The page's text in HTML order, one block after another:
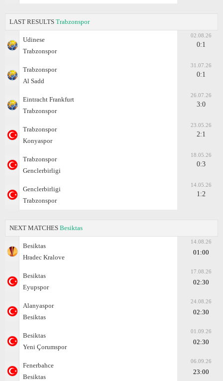
LAST RESULTS Trabzonspor
Udinese
Trabzonspor
02.08.26
0:1
Trabzonspor
Al Sadd
31.07.26
0:1
Eintracht Frankfurt
Trabzonspor
26.07.26
3:0
Trabzonspor
Konyaspor
23.05.26
2:1
Trabzonspor
Genclerbirligi
18.05.26
0:3
Genclerbirligi
Trabzonspor
14.05.26
1:2
NEXT MATCHES Besiktas
Besiktas
Hradec Kralove
14.08.26
01:00
Besiktas
Eyupspor
17.08.26
02:30
Alanyaspor
Besiktas
24.08.26
02:30
Besiktas
Yeni Çorumspor
01.09.26
02:30
Fenerbahce
Besiktas
06.09.26
23:00